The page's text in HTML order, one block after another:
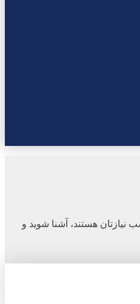
هستند، آشنا شوید و